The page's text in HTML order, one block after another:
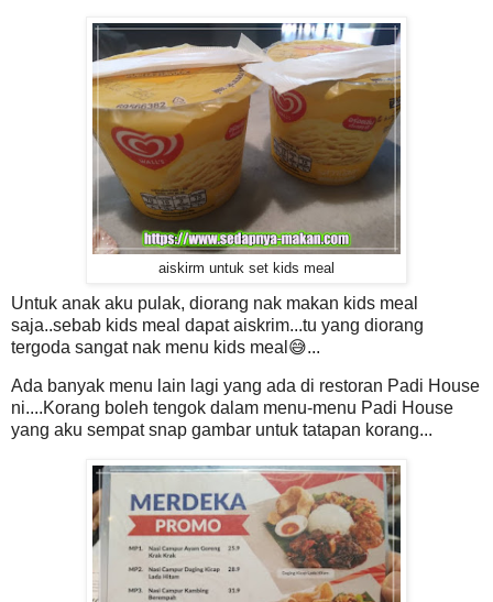
aiskirm untuk set kids meal
Untuk anak aku pulak, diorang nak makan kids meal
saja..sebab kids meal dapat aiskrim...tu yang diorang
tergoda sangat nak menu kids meal😅...
Ada banyak menu lain lagi yang ada di restoran Padi House
ni....Korang boleh tengok dalam menu-menu Padi House
yang aku sempat snap gambar untuk tatapan korang...